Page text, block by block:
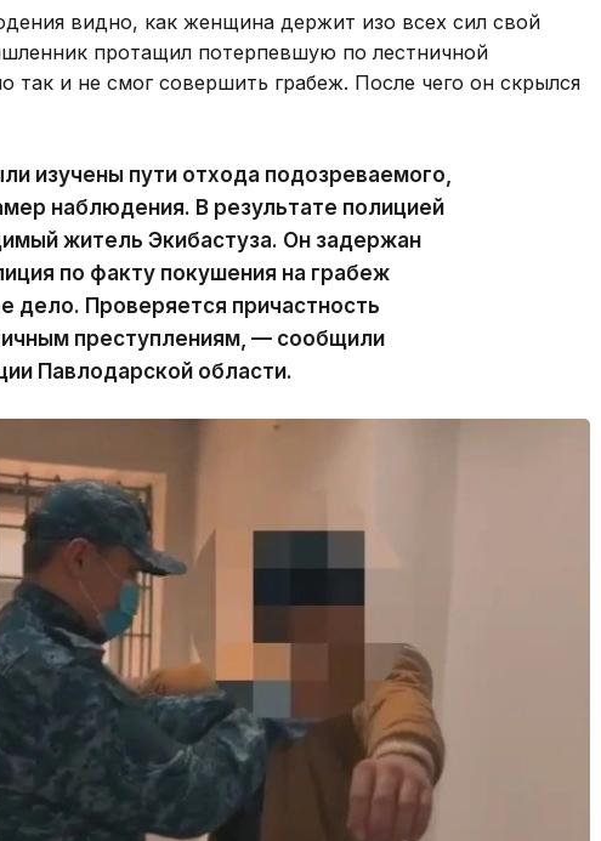
видно, как женщина держит изо всех сил свой
протащил потерпевшую по лестничной
так и не смог совершить грабеж. После чего он скрылся
изучены пути отхода подозреваемого,
наблюдения. В результате полицией
житель Экибастуза. Он задержан
по факту покушения на грабеж
дело. Проверяется причастность
преступлениям, — сообщили
Павлодарской области.